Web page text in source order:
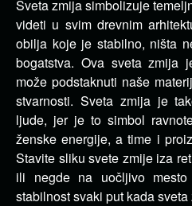
Sveta zmija simbolizuje
videti u svim drevnim
obilja koje je stabilno, ništa
bogatstva. Ova sveta zmija
može podstaknuti naše
stvarnosti. Sveta zmija je
ljude, jer je to simbol
ženske energije, a time i
Stavite sliku svete zmije iza
ili negde na uočljivo mesto
stabilnost svaki put kada